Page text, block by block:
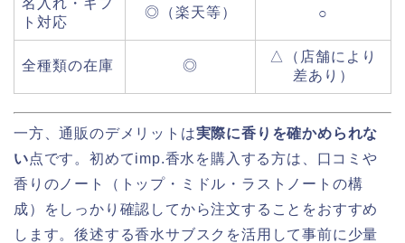
名入れ・ギフ
ト対応
◎（楽天等） ○
全種類の在庫 ◎
△（店舗により
差あり）
一方、通販のデメリットは実際に香りを確かめられな
い点です。初めてimp.香水を購入する方は、口コミや
香りのノート（トップ・ミドル・ラストノートの構
成）をしっかり確認してから注文することをおすすめ
します。後述する香水サブスクを活用して事前に少量